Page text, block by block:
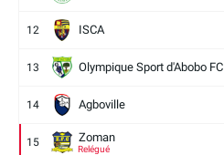
12 ISCA
13 Olympique Sport d'Abobo FC
14 Agboville
15 Zoman
Relégué